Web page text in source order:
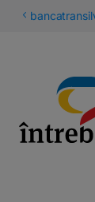
кириллица